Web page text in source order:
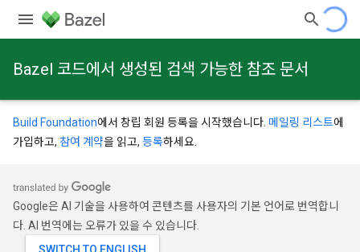
Bazel 코드에서 생성된 검색 가능한 참조 문서
Build Foundation에서 창립 회원 등록을 시작했습니다. 메일링 리스트에
가입하고, 참여 계약을 읽고, 등록하세요.
Google은 AI 기술을 사용하여 콘텐츠를 사용자의 기본 언어로 번역합니
다. AI 번역에는 오류가 있을 수 있습니다.